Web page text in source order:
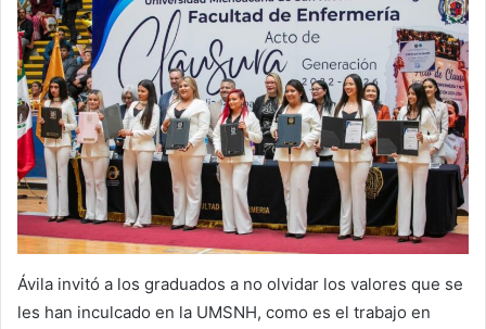
Ávila invitó a los graduados a no olvidar los valores que se
les han inculcado en la UMSNH, como es el trabajo en